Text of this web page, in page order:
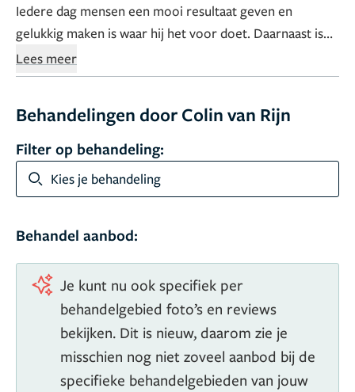
Iedere dag mensen een mooi resultaat geven en
gelukkig maken is waar hij het voor doet. Daarnaast is
hij ervaringsdeskundige en rockt hij zelf ook een MHP
look.
Lees meer
Behandelingen door Colin van Rijn
Filter op behandeling:
Kies je behandeling
Behandel aanbod:
Je kunt nu ook specifiek per
behandelgebied foto’s en reviews
bekijken. Dit is nieuw, daarom zie je
misschien nog niet zoveel aanbod bij de
specifieke behandelgebieden van jouw